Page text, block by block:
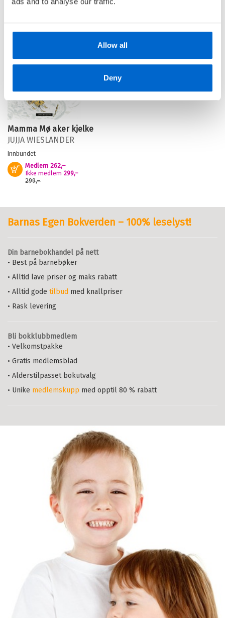
Allow all
Deny
Ikke medlem 299,–
Mamma Mø aker kjelke
JUJJA WIESLANDER
Innbundet
Medlem 262,–
Ikke medlem 299,–
299,–
Kjøp
Barnas Egen Bokverden – 100% leselyst!
Din barnebokhandel på nett
• Best på barnebøker
• Alltid lave priser og maks rabatt
• Alltid gode tilbud med knallpriser
• Rask levering
Bli bokklubbmedlem
• Velkomstpakke
• Gratis medlemsblad
• Alderstilpasset bokutvalg
• Unike medlemskupp med opptil 80 % rabatt